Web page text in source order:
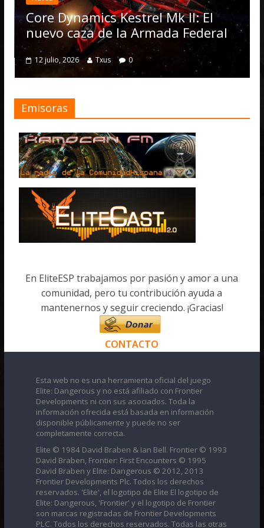
Dynamics Kestrel Mk II: El
caza de la Armada Federal
julio, 2026 Txus 0
Emisoras
En EliteESP trabajamos por pasión y amor a una
comunidad, pero tu contribución ayuda a
mantenernos y seguir creciendo. ¡Gracias!
CONTACTO
Esta web no es una herramienta oficial del juego
Elite: Dangerous y no está afiliado con Frontier
Developments ni con sus asociados. Toda la
información ofrecida está basada en información
disponible públicamente y puede no ser
completamente correcta.
Elite © 1984 David Braben & Ian Bell. Frontier © 1993
David Braben, Frontier: First Encounters © 1995
David Braben y Elite: Dangerous © 2012, 2013
Frontier Developments Plc. Todos los derechos
reservados. 'Elite', el logotipo de Elite El logotipo de
Elite: Dangerous, 'Frontier' y el logotipo de Frontier
son marcas registradas de Frontier Developments
PLC. Todos los derechos reservados. Todas las otras